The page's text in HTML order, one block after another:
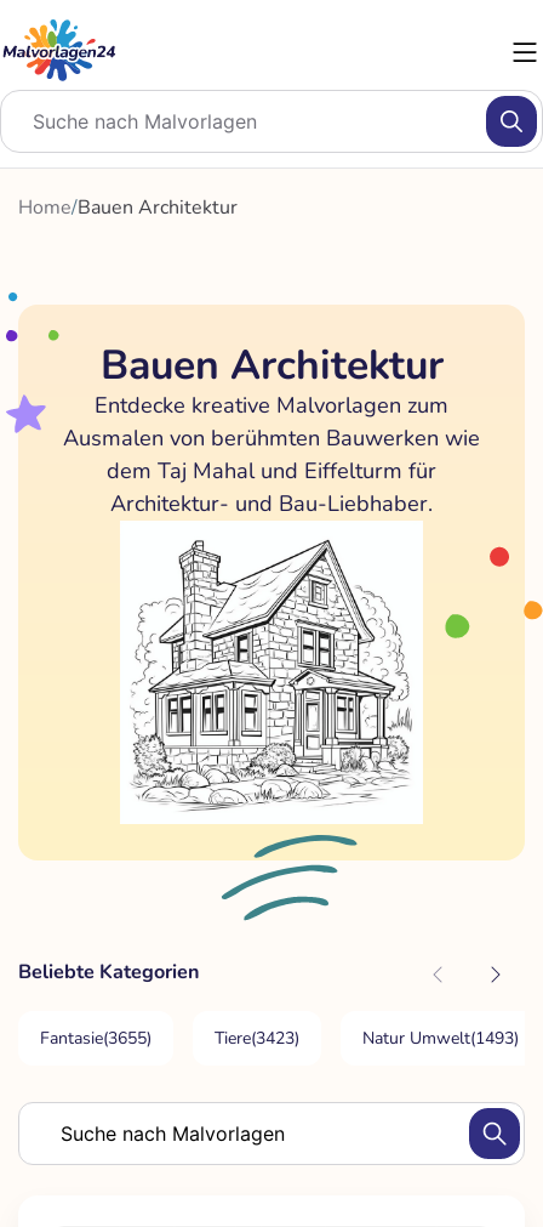
Inhalt
springen
Home/Bauen Architektur
Bauen Architektur
Entdecke kreative Malvorlagen zum
Ausmalen von berühmten Bauwerken wie
dem Taj Mahal und Eiffelturm für
Architektur- und Bau-Liebhaber.
Beliebte Kategorien
Fantasie(3655) Tiere(3423) Natur Umwelt(1493)